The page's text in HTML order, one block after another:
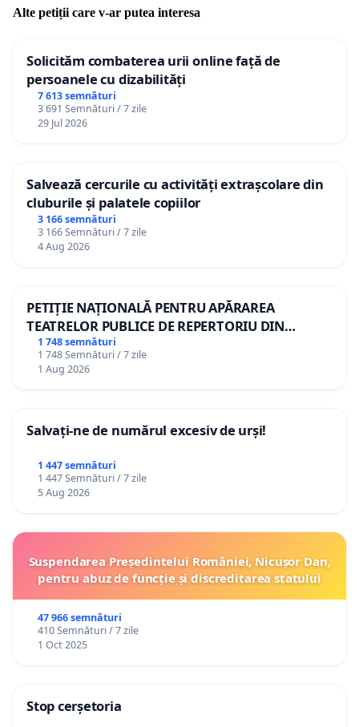
Alte petiții care v-ar putea interesa
Solicităm combaterea urii online față de
persoanele cu dizabilități
7 613 semnături
3 691 Semnături / 7 zile
29 Jul 2026
Salvează cercurile cu activități extrașcolare din
cluburile și palatele copiilor
3 166 semnături
3 166 Semnături / 7 zile
4 Aug 2026
PETIȚIE NAȚIONALĂ PENTRU APĂRAREA
TEATRELOR PUBLICE DE REPERTORIU DIN
ROMÂNIA
1 748 semnături
1 748 Semnături / 7 zile
1 Aug 2026
Salvați-ne de numărul excesiv de urși!
1 447 semnături
1 447 Semnături / 7 zile
5 Aug 2026
Suspendarea Președintelui României, Nicușor Dan,
pentru abuz de funcție și discreditarea statului
47 966 semnături
410 Semnături / 7 zile
1 Oct 2025
Stop cerșetoria